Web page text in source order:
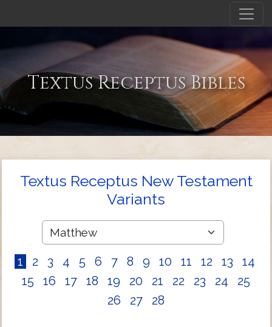
Textus Receptus Bibles
Textus Receptus New Testament
Variants
1 2 3 4 5 6 7 8 9 10 11 12 13
14
15
16 17 18 19 20 21 22 23 24
25
26
27 28